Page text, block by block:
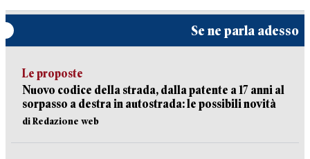
Se ne parla adesso
Le proposte
Nuovo codice della strada, dalla patente a 17 anni al
sorpasso a destra in autostrada: le possibili novità
di Redazione web